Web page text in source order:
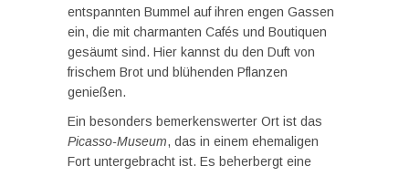
entspannten Bummel auf ihren engen Gassen
ein, die mit charmanten Cafés und Boutiquen
gesäumt sind. Hier kannst du den Duft von
frischem Brot und blühenden Pflanzen
genießen.
Ein besonders bemerkenswerter Ort ist das
Picasso-Museum, das in einem ehemaligen
Fort untergebracht ist. Es beherbergt eine